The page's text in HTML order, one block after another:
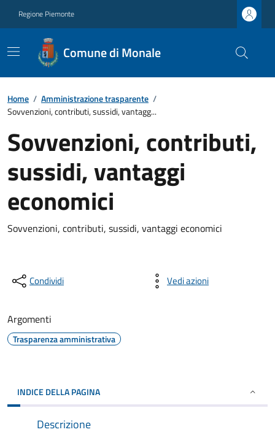
Regione Piemonte
Comune di Monale
Home / Amministrazione trasparente /
Sovvenzioni, contributi, sussidi, vantagg...
Sovvenzioni, contributi,
sussidi, vantaggi
economici
Sovvenzioni, contributi, sussidi, vantaggi economici
Condividi Vedi azioni
Argomenti
Trasparenza amministrativa
INDICE DELLA PAGINA
Descrizione